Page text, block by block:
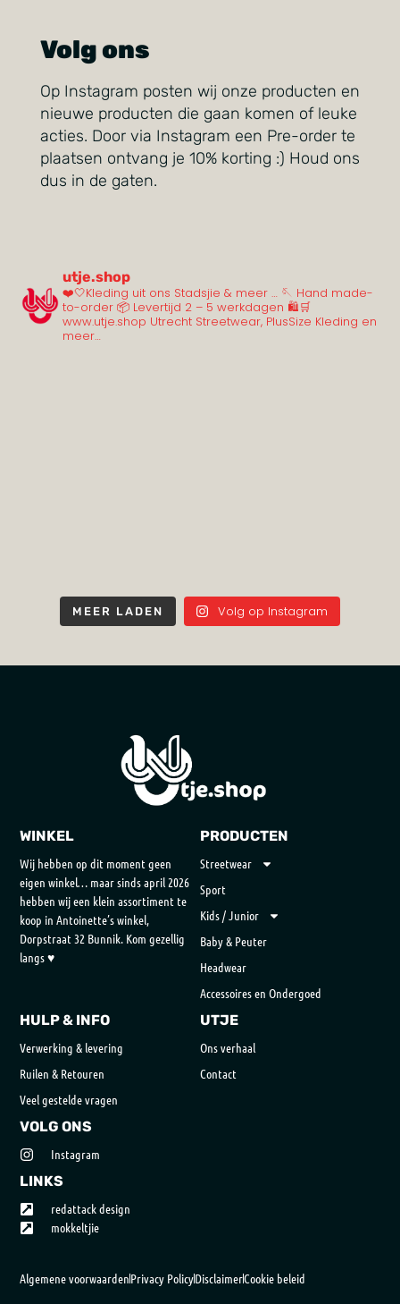
Volg ons
Op Instagram posten wij onze producten en
nieuwe producten die gaan komen of leuke
acties. Door via Instagram een Pre-order te
plaatsen ontvang je 10% korting :) Houd ons
dus in de gaten.
utje.shop
❤️🤍Kleding uit ons Stadsjie & meer … 🪡 Hand made-
to-order 📦 Levertijd 2 – 5 werkdagen 🛍️🛒
www.utje.shop Utrecht Streetwear, PlusSize Kleding en
meer…
MEER LADEN Volg op Instagram
WINKEL
Wij hebben op dit moment geen
eigen winkel… maar sinds april 2026
hebben wij een klein assortiment te
koop in Antoinette’s winkel,
Dorpstraat 32 Bunnik. Kom gezellig
langs ♥
PRODUCTEN
Streetwear
Sport
Kids / Junior
Baby & Peuter
Headwear
Accessoires en Ondergoed
HULP & INFO
Verwerking & levering
Ruilen & Retouren
Veel gestelde vragen
UTJE
Ons verhaal
Contact
VOLG ONS
Instagram
LINKS
redattack design
mokkeltjie
Algemene voorwaardenPrivacy PolicyDisclaimerCookie beleid